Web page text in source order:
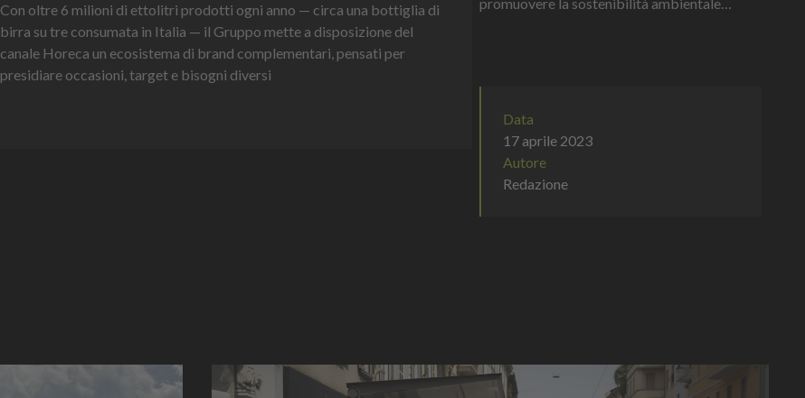
Con oltre 6 milioni di ettolitri prodotti ogni anno — circa una bottiglia di
birra su tre consumata in Italia — il Gruppo mette a disposizione del
canale Horeca un ecosistema di brand complementari, pensati per
presidiare occasioni, target e bisogni diversi
Data
17 aprile 2023
Autore
Redazione